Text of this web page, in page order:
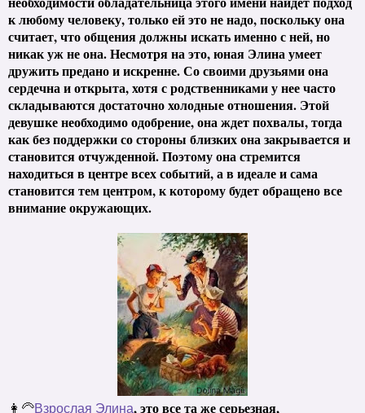
к любому человеку, только ей это не надо, поскольку она
считает, что общения должны искать именно с ней, но
никак уж не она. Несмотря на это, юная Элина умеет
дружить предано и искренне. Со своими друзьями она
сердечна и открыта, хотя с родственниками у нее часто
складываются достаточно холодные отношения. Этой
девушке необходимо одобрение, она ждет похвалы, тогда
как без поддержки со стороны близких она закрывается и
становится отчужденной. Поэтому она стремится
находиться в центре всех событий, а в идеале и сама
становится тем центром, к которому будет обращено все
внимание окружающих.
👩‍🦳Взрослая Элина, это все та же серьезная,